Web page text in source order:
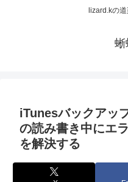
lizard.kの
蜥
iTunesバックアッ
の読み書き中にエ
を解決する